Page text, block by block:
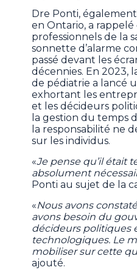
Dre Ponti,
en Ontario, a rappelé
professionnels de la
sonnette d’alarme
passé devant les
décennies. En 2023,
de pédiatrie a lancé
exhortant les
et les décideurs
la gestion du temps
la responsabilité ne
sur les individus.
«Je pense qu’il était
absolument
Ponti au sujet de la
«Nous avons
avons besoin du
décideurs politiques
technologiques. Le
mobiliser sur cette
ajouté.